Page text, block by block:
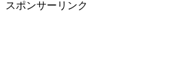
スポンサーリンク